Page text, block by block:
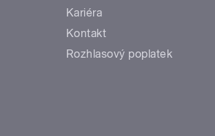
Kariéra
Kontakt
Rozhlasový poplatek